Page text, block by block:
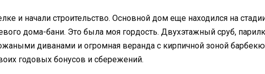
и начали строительство. Основной дом еще находился на
дома-бани. Это была моя гордость. Двухэтажный сруб,
диванами и огромная веранда с кирпичной зоной
годовых бонусов и сбережений.